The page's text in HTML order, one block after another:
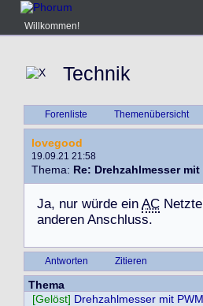
Willkommen!
Technik
Forenliste Themenübersicht
lovegood
19.09.21 21:58
Thema: Re: Drehzahlmesser
Ja, nur würde ein AC Netzte
anderen Anschluss.
Antworten Zitieren
Thema
[Gelöst] Drehzahlmesser mit